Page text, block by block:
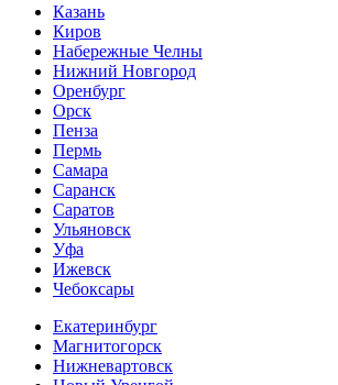
Казань
Киров
Набережные Челны
Нижний Новгород
Оренбург
Орск
Пенза
Пермь
Самара
Саранск
Саратов
Ульяновск
Уфа
Ижевск
Чебоксары
Екатеринбург
Магнитогорск
Нижневартовск